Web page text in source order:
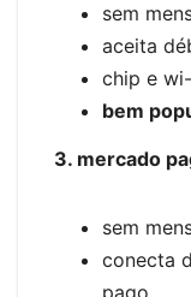
sem
aceita
chip e
bem
3. mercado
sem
conecta